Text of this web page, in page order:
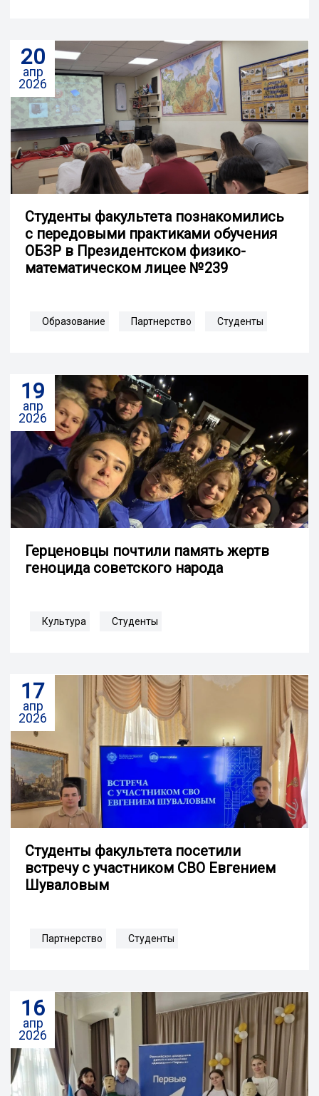
20
апр
2026
Студенты факультета познакомились
с передовыми практиками обучения
ОБЗР в Президентском физико-
математическом лицее №239
Образование Партнерство Студенты
19
апр
2026
Герценовцы почтили память жертв
геноцида советского народа
Культура Студенты
17
апр
2026
Студенты факультета посетили
встречу с участником СВО Евгением
Шуваловым
Партнерство Студенты
16
апр
2026